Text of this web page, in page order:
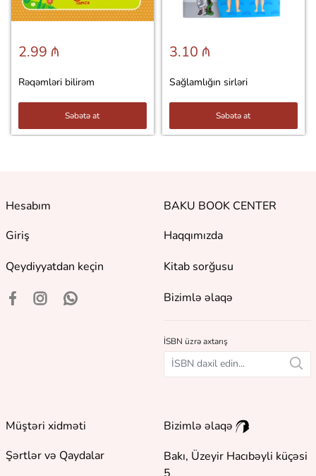
2.99 ₼
Rəqəmləri bilirəm
Səbətə at
3.10 ₼
Sağlamlığın sirləri
Səbətə at
Hesabım
Giriş
Qeydiyyatdan keçin
BAKU BOOK CENTER
Haqqımızda
Kitab sorğusu
Bizimlə əlaqə
İSBN üzrə axtarış
Müştəri xidməti
Şərtlər və Qaydalar
Bizimlə əlaqə
Bakı, Üzeyir Hacıbəyli küçəsi